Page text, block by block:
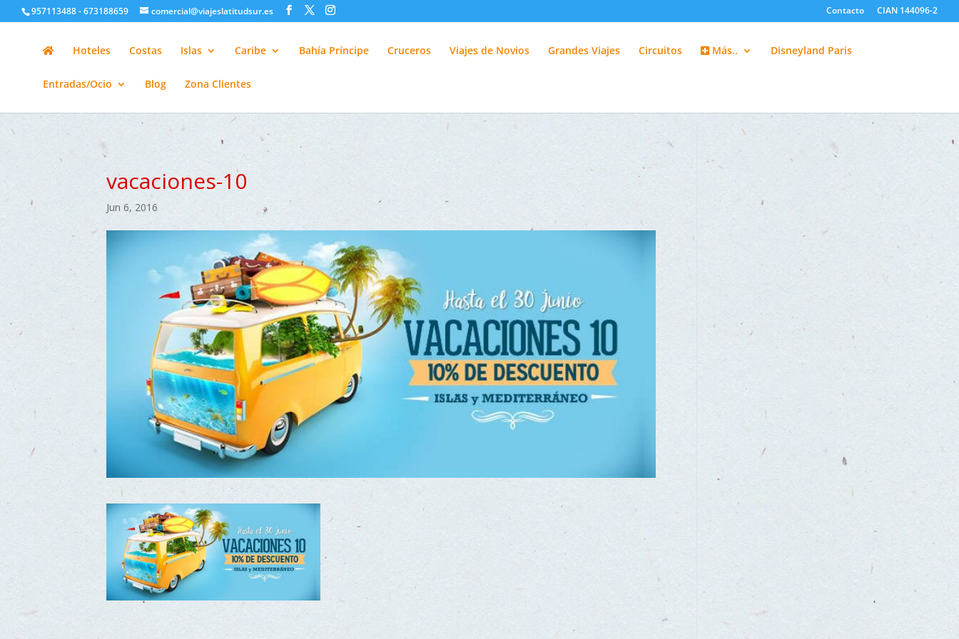
google-site-verification=H6A6AFFbXLQPnewL7da5KWjTFeKytP3gbsCfUlQl-3k
957113488 - 673188659 comercial@viajeslatitudsur.es Contacto CIAN 144096-2
Hoteles Costas Islas Caribe Bahía Príncipe Cruceros Viajes de Novios Grandes Viajes Circuitos Más.. Disneyland Paris
Entradas/Ocio Blog Zona Clientes
vacaciones-10
Jun 6, 2016